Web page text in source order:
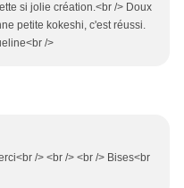
si jolie création.<br /> Doux
petite kokeshi, c'est réussi.
/>
/> <br /> <br /> Bises<br